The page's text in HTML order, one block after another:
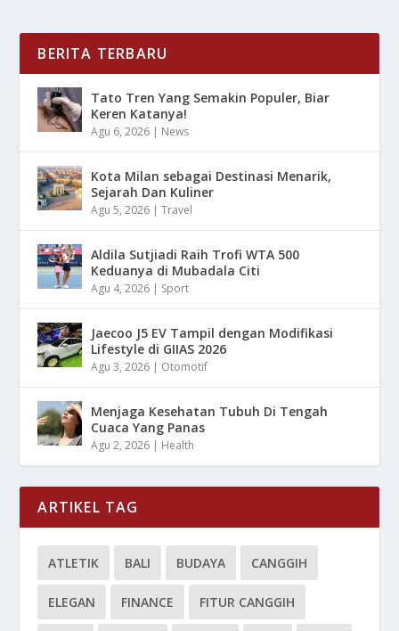
BERITA TERBARU
Tato Tren Yang Semakin Populer, Biar
Keren Katanya!
Agu 6, 2026 | News
Kota Milan sebagai Destinasi Menarik,
Sejarah Dan Kuliner
Agu 5, 2026 |Travel
Aldila Sutjiadi Raih Trofi WTA 500
Keduanya di Mubadala Citi
Agu 4, 2026 | Sport
Jaecoo J5 EV Tampil dengan Modifikasi
Lifestyle di GIIAS 2026
Agu 3, 2026 | Otomotif
Menjaga Kesehatan Tubuh Di Tengah
Cuaca Yang Panas
Agu 2, 2026 | Health
ARTIKEL TAG
ATLETIK BALI BUDAYA CANGGIH
ELEGAN FINANCE FITUR CANGGIH